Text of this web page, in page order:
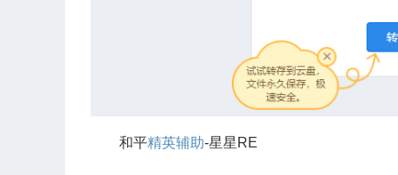
和平精英辅助-星星RE